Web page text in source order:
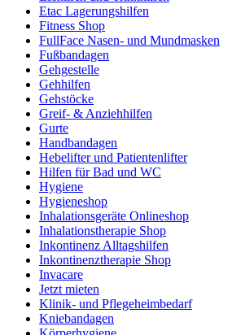
Etac Lagerungshilfen
Fitness Shop
FullFace Nasen- und Mundmasken
Fußbandagen
Gehgestelle
Gehhilfen
Gehstöcke
Greif- & Anziehhilfen
Gurte
Handbandagen
Hebelifter und Patientenlifter
Hilfen für Bad und WC
Hygiene
Hygieneshop
Inhalationsgeräte Onlineshop
Inhalationstherapie Shop
Inkontinenz Alltagshilfen
Inkontinenztherapie Shop
Invacare
Jetzt mieten
Klinik- und Pflegeheimbedarf
Kniebandagen